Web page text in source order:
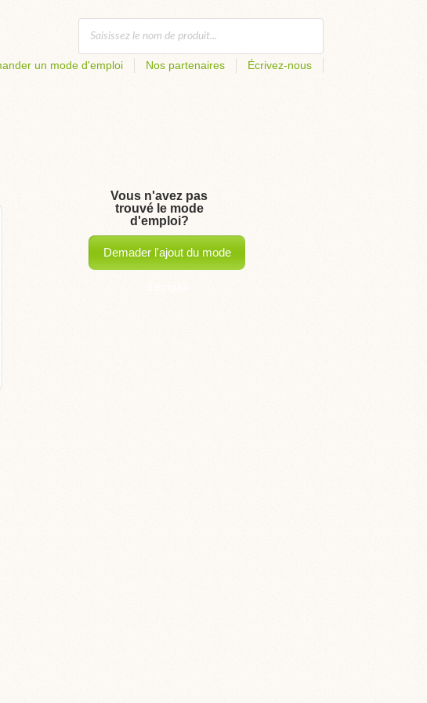
un mode d'emploi Nos partenaires Écrivez-nous
Vous n'avez pas
trouvé le mode
d'emploi?
Demader l'ajout du mode